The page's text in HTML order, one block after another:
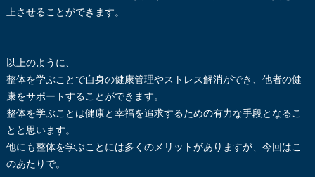
上させることができます。
以上のように、
整体を学ぶことで自身の健康管理やストレス解消ができ、他者の健
康をサポートすることができます。
整体を学ぶことは健康と幸福を追求するための有力な手段となるこ
とと思います。
他にも整体を学ぶことには多くのメリットがありますが、今回はこ
のあたりで。